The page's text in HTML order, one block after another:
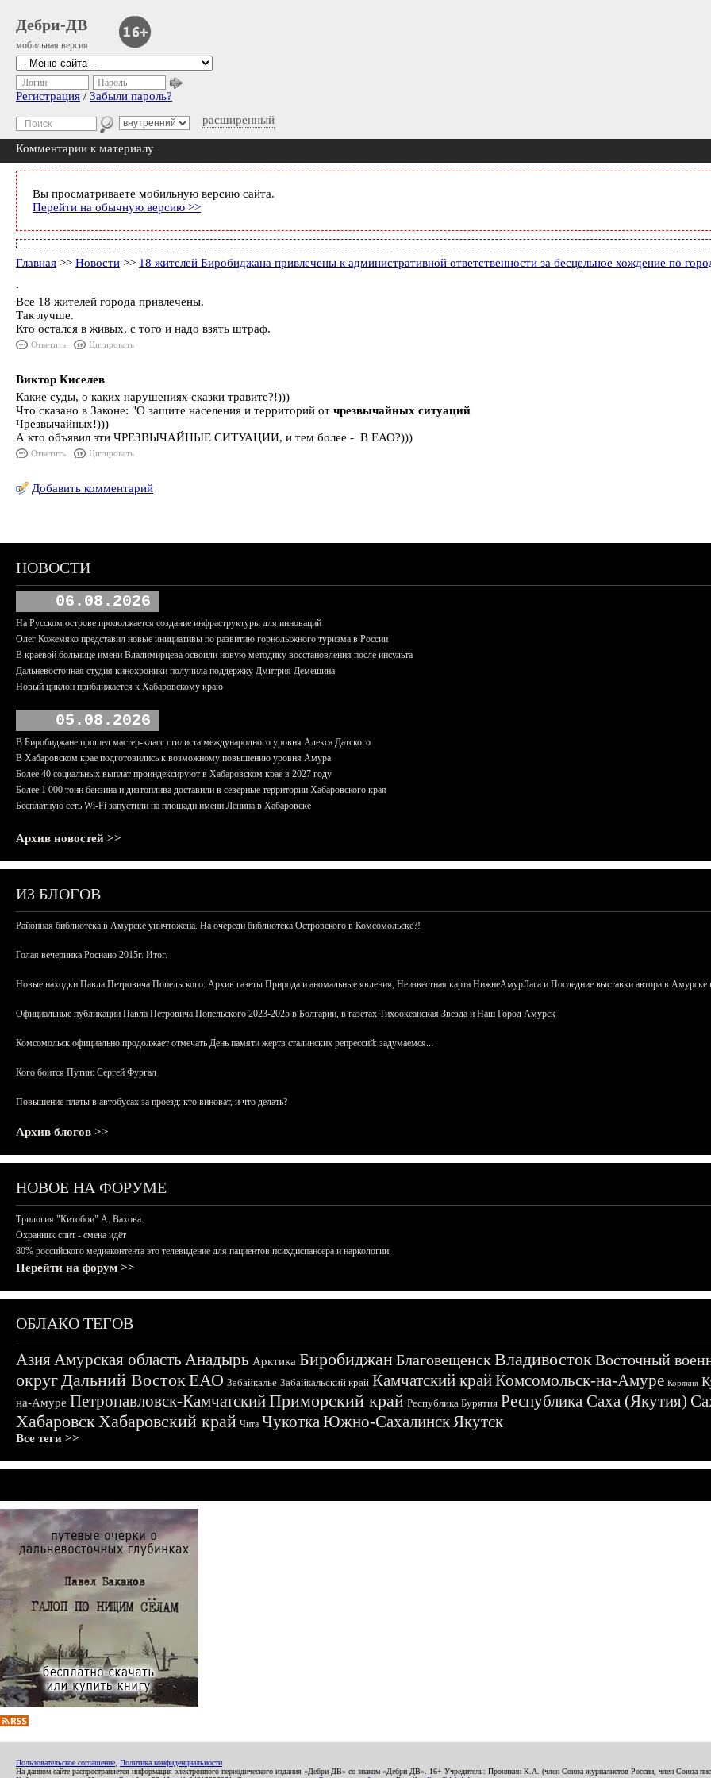
Дебри-ДВ
мобильная версия
расширенный
Логин Пароль
Регистрация / Забыли пароль?
Комментарии к материалу
Вы просматриваете мобильную версию сайта.
Перейти на обычную версию >>
Главная >> Новости >> 18 жителей Биробиджана привлечены к административной ответственности за бесцельное хождение по
.
Все 18 жителей города привлечены.
Так лучше.
Кто остался в живых, с того и надо взять штраф.
Ответить Цитировать
Виктор Киселев
Какие суды, о каких нарушениях сказки травите?!)))
Что сказано в Законе: "О защите населения и территорий от чрезвычайных ситуаций
Чрезвычайных!)))
А кто объявил эти ЧРЕЗВЫЧАЙНЫЕ СИТУАЦИИ, и тем более - В ЕАО?)))
Ответить Цитировать
Добавить комментарий
НОВОСТИ
06.08.2026
На Русском острове продолжается создание инфраструктуры для инноваций
Олег Кожемяко представил новые инициативы по развитию горнолыжного туризма в России
В краевой больнице имени Владимирцева освоили новую методику восстановления после инсульта
Дальневосточная студия кинохроники получила поддержку Дмитрия Демешина
Новый циклон приближается к Хабаровскому краю
05.08.2026
В Биробиджане прошел мастер-класс стилиста международного уровня Алекса Датского
В Хабаровском крае подготовились к возможному повышению уровня Амура
Более 40 социальных выплат проиндексируют в Хабаровском крае в 2027 году
Более 1 000 тонн бензина и дизтоплива доставили в северные территории Хабаровского края
Бесплатную сеть Wi-Fi запустили на площади имени Ленина в Хабаровске
Архив новостей >>
ИЗ БЛОГОВ
Районная библиотека в Амурске уничтожена. На очереди библиотека Островского в Комсомольске?!
Голая вечеринка Роснано 2015г. Итог.
Новые находки Павла Петровича Попельского: Архив газеты Природа и аномальные явления, Неизвестная карта НижнеАмурЛага и Последние выставки автора в Амурске
Официальные публикации Павла Петровича Попельского 2023-2025 в Болгарии, в газетах Тихоокеанская Звезда и Наш Город Амурск
Комсомольск официально продолжает отмечать День памяти жертв сталинских репрессий: задумаемся...
Кого боится Путин: Сергей Фургал
Повышение платы в автобусах за проезд: кто виноват, и что делать?
Архив блогов >>
НОВОЕ НА ФОРУМЕ
Трилогия "Китобои" А. Вахова.
Охранник спит - смена идёт
80% российского медиаконтента это телевидение для пациентов психдиспансера и наркологии.
Перейти на форум >>
ОБЛАКО ТЕГОВ
АзияАмурская область Анадырь Арктика БиробиджанБлаговещенскВладивостокВосточный
округДальний ВостокЕАО Забайкалье Забайкальский край Камчатский крайКомсомольск-на-Амуре Корякия
на-Амуре Петропавловск-КамчатскийПриморский край Республика Бурятия Республика Саха (Якутия)
ХабаровскХабаровский край Чита ЧукоткаЮжно-СахалинскЯкутск
Все теги >>
Пользовательское соглашение Политика конфиденциальности
На данном сайте распространяется информация электронного периодического издания «Дебри-ДВ» со знаком «Дебри-ДВ». 16+ Учредитель: Пронякин К.А. (член Союза журналистов России, член Союза